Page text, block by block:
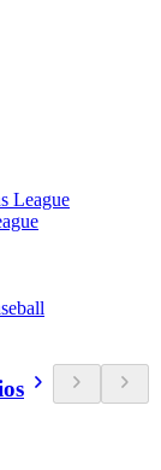
League